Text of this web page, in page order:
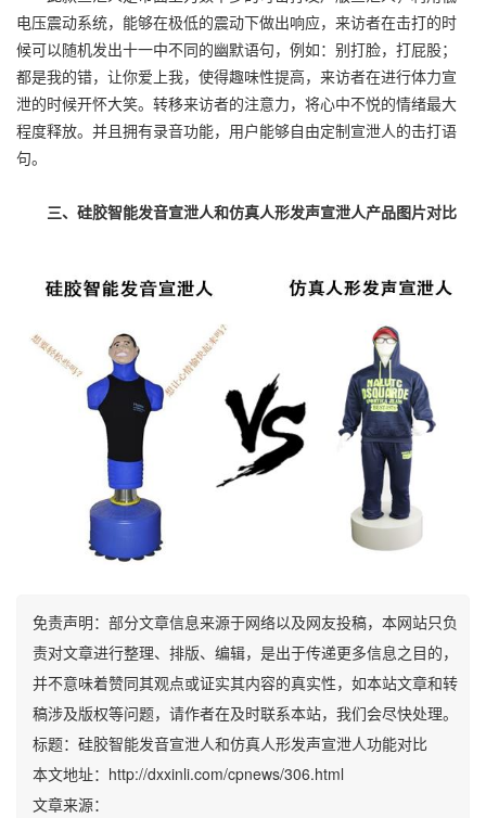
电压震动系统，能够在极低的震动下做出响应，来访者在击打的时
候可以随机发出十一中不同的幽默语句，例如：别打脸，打屁股；
都是我的错，让你爱上我，使得趣味性提高，来访者在进行体力宣
泄的时候开怀大笑。转移来访者的注意力，将心中不悦的情绪最大
程度释放。并且拥有录音功能，用户能够自由定制宣泄人的击打语
句。
三、硅胶智能发音宣泄人和仿真人形发声宣泄人产品图片对比
免责声明：部分文章信息来源于网络以及网友投稿，本网站只负
责对文章进行整理、排版、编辑，是出于传递更多信息之目的，
并不意味着赞同其观点或证实其内容的真实性，如本站文章和转
稿涉及版权等问题，请作者在及时联系本站，我们会尽快处理。
标题：硅胶智能发音宣泄人和仿真人形发声宣泄人功能对比
本文地址：http://dxxinli.com/cpnews/306.html
文章来源：